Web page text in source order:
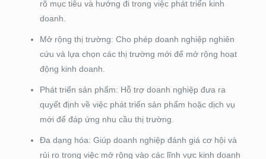
rõ mục tiêu và hướng đi trong việc phát triển kinh
doanh.
Mở rộng thị trường: Cho phép doanh nghiệp nghiên
cứu và lựa chọn các thị trường mới để mở rộng hoạt
động kinh doanh.
Phát triển sản phẩm: Hỗ trợ doanh nghiệp đưa ra
quyết định về việc phát triển sản phẩm hoặc dịch vụ
mới để đáp ứng nhu cầu thị trường.
Đa dạng hóa: Giúp doanh nghiệp đánh giá cơ hội và
rủi ro trong việc mở rộng vào các lĩnh vực kinh doanh